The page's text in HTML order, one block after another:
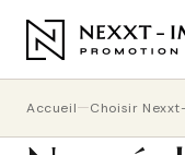
Accueil Choisir